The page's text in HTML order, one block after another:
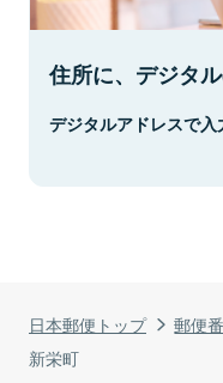
日本郵便トップ 郵便
新栄町
住所に、デジタル
デジタルアドレスで入